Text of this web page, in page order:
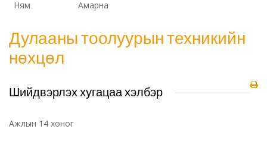
Ням
Амарна
Дулааны тоолуурын техникийн
нөхцөл
Шийдвэрлэх хугацаа хэлбэр
Ажлын 14 хоног